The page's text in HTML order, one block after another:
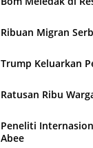
Ribuan Migran
Trump Keluarkan
Ratusan Ribu
Peneliti
Abee